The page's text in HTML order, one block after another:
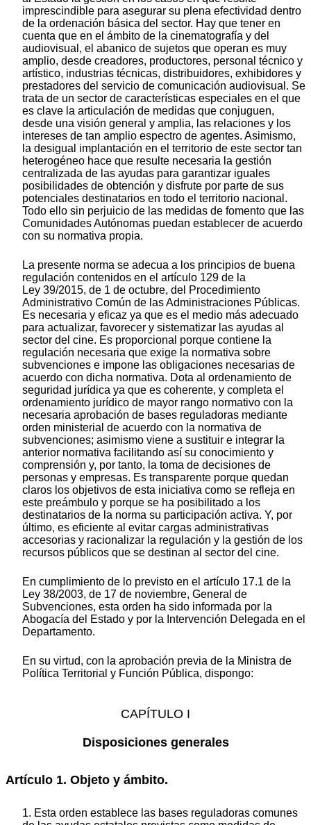
imprescindible para asegurar su plena efectividad dentro
de la ordenación básica del sector. Hay que tener en
cuenta que en el ámbito de la cinematografía y del
audiovisual, el abanico de sujetos que operan es muy
amplio, desde creadores, productores, personal técnico y
artístico, industrias técnicas, distribuidores, exhibidores y
prestadores del servicio de comunicación audiovisual. Se
trata de un sector de características especiales en el que
es clave la articulación de medidas que conjuguen,
desde una visión general y amplia, las relaciones y los
intereses de tan amplio espectro de agentes. Asimismo,
la desigual implantación en el territorio de este sector tan
heterogéneo hace que resulte necesaria la gestión
centralizada de las ayudas para garantizar iguales
posibilidades de obtención y disfrute por parte de sus
potenciales destinatarios en todo el territorio nacional.
Todo ello sin perjuicio de las medidas de fomento que las
Comunidades Autónomas puedan establecer de acuerdo
con su normativa propia.
La presente norma se adecua a los principios de buena
regulación contenidos en el artículo 129 de la
Ley 39/2015, de 1 de octubre, del Procedimiento
Administrativo Común de las Administraciones Públicas.
Es necesaria y eficaz ya que es el medio más adecuado
para actualizar, favorecer y sistematizar las ayudas al
sector del cine. Es proporcional porque contiene la
regulación necesaria que exige la normativa sobre
subvenciones e impone las obligaciones necesarias de
acuerdo con dicha normativa. Dota al ordenamiento de
seguridad jurídica ya que es coherente, y completa el
ordenamiento jurídico de mayor rango normativo con la
necesaria aprobación de bases reguladoras mediante
orden ministerial de acuerdo con la normativa de
subvenciones; asimismo viene a sustituir e integrar la
anterior normativa facilitando así su conocimiento y
comprensión y, por tanto, la toma de decisiones de
personas y empresas. Es transparente porque quedan
claros los objetivos de esta iniciativa como se refleja en
este preámbulo y porque se ha posibilitado a los
destinatarios de la norma su participación activa. Y, por
último, es eficiente al evitar cargas administrativas
accesorias y racionalizar la regulación y la gestión de los
recursos públicos que se destinan al sector del cine.
En cumplimiento de lo previsto en el artículo 17.1 de la
Ley 38/2003, de 17 de noviembre, General de
Subvenciones, esta orden ha sido informada por la
Abogacía del Estado y por la Intervención Delegada en el
Departamento.
En su virtud, con la aprobación previa de la Ministra de
Política Territorial y Función Pública, dispongo:
CAPÍTULO I
Disposiciones generales
Artículo 1. Objeto y ámbito.
1. Esta orden establece las bases reguladoras comunes